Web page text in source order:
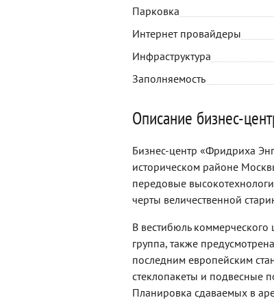
Парковка
Интернет провайдеры
Инфраструктура
Заполняемость
Описание бизнес-
Бизнес-центр «Фридриха
историческом районе
передовые
черты величественной
В вестибюль коммерческого
группа, также
последним европейским
стеклопакеты и подвесные
Планировка сдаваемых в